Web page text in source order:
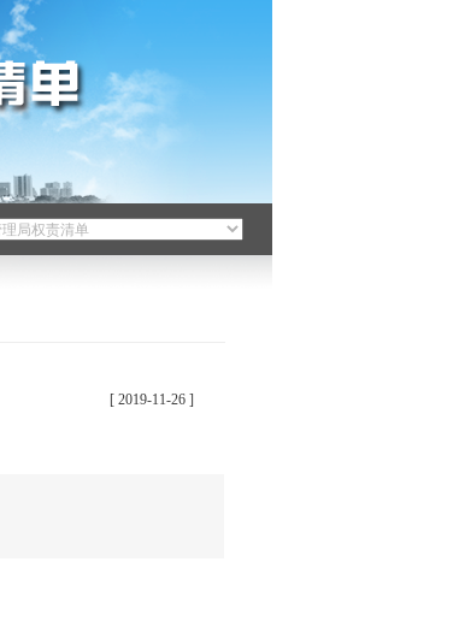
[ 2019-11-26 ]